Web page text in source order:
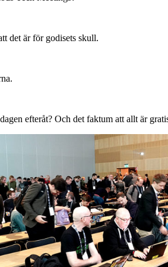
det är för godisets skull.
efteråt? Och det faktum att allt är